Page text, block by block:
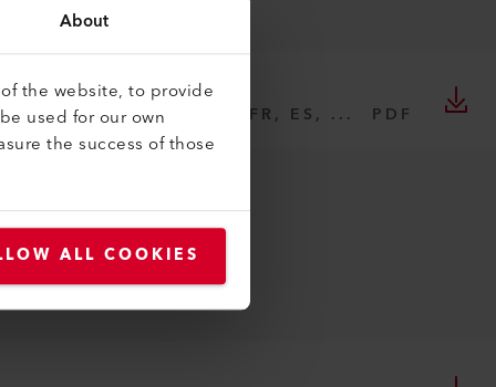
About
the website, to provide
used for our own
the success of those
ALL COOKIES
DE, EN, IT, FR, ES, ... PDF